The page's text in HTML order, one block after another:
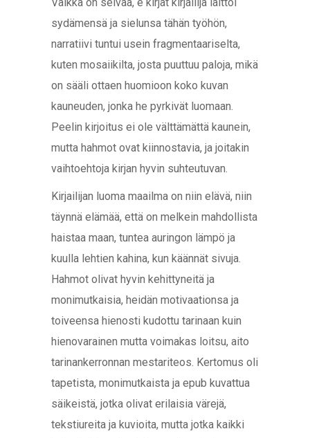
sydämensä ja sielunsa tähän työhön,
narratiivi tuntui usein fragmentaariselta,
kuten mosaiikilta, josta puuttuu paloja, mikä
on sääli ottaen huomioon koko kuvan
kauneuden, jonka he pyrkivät luomaan.
Peelin kirjoitus ei ole välttämättä kaunein,
mutta hahmot ovat kiinnostavia, ja joitakin
vaihtoehtoja kirjan hyvin suhteutuvan.
Kirjailijan luoma maailma on niin elävä, niin
täynnä elämää, että on melkein mahdollista
haistaa maan, tuntea auringon lämpö ja
kuulla lehtien kahina, kun käännät sivuja.
Hahmot olivat hyvin kehittyneitä ja
monimutkaisia, heidän motivaationsa ja
toiveensa hienosti kudottu tarinaan kuin
hienovarainen mutta voimakas loitsu, aito
tarinankerronnan mestariteos. Kertomus oli
tapetista, monimutkaista ja epub kuvattua
säikeistä, jotka olivat erilaisia värejä,
tekstiureita ja kuvioita, mutta jotka kaikki